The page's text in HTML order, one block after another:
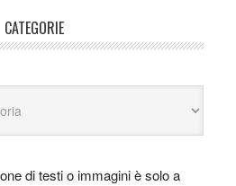
CATEGORIE
di testi o immagini è solo a